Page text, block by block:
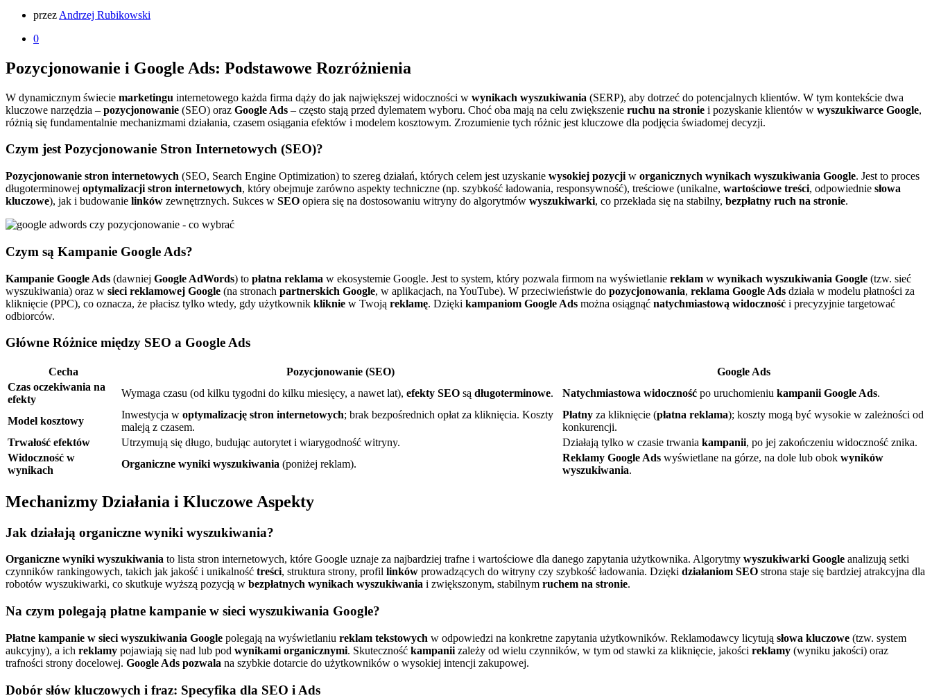
przez Andrzej Rubikowski
0
Pozycjonowanie i Google Ads: Podstawowe Rozróżnienia
W dynamicznym świecie marketingu internetowego każda firma dąży do jak największej widoczności w wynikach wyszukiwania (SERP), aby dotrzeć do potencjalnych klientów. W tym kontekście dwa
kluczowe narzędzia – pozycjonowanie (SEO) oraz Google Ads – często stają przed dylematem wyboru. Choć oba mają na celu zwiększenie ruchu na stronie i pozyskanie klientów w wyszukiwarce Google,
różnią się fundamentalnie mechanizmami działania, czasem osiągania efektów i modelem kosztowym. Zrozumienie tych różnic jest kluczowe dla podjęcia świadomej decyzji.
Czym jest Pozycjonowanie Stron Internetowych (SEO)?
Pozycjonowanie stron internetowych (SEO, Search Engine Optimization) to szereg działań, których celem jest uzyskanie wysokiej pozycji w organicznych wynikach wyszukiwania Google. Jest to proces
długoterminowej optymalizacji stron internetowych, który obejmuje zarówno aspekty techniczne (np. szybkość ładowania, responsywność), treściowe (unikalne, wartościowe treści, odpowiednie słowa
kluczowe), jak i budowanie linków zewnętrznych. Sukces w SEO opiera się na dostosowaniu witryny do algorytmów wyszukiwarki, co przekłada się na stabilny, bezpłatny ruch na stronie.
Czym są Kampanie Google Ads?
Kampanie Google Ads (dawniej Google AdWords) to płatna reklama w ekosystemie Google. Jest to system, który pozwala firmom na wyświetlanie reklam w wynikach wyszukiwania Google (tzw. sieć
wyszukiwania) oraz w sieci reklamowej Google (na stronach partnerskich Google, w aplikacjach, na YouTube). W przeciwieństwie do pozycjonowania, reklama Google Ads działa w modelu płatności za
kliknięcie (PPC), co oznacza, że płacisz tylko wtedy, gdy użytkownik kliknie w Twoją reklamę. Dzięki kampaniom Google Ads można osiągnąć natychmiastową widoczność i precyzyjnie targetować
odbiorców.
Główne Różnice między SEO a Google Ads
Cecha Pozycjonowanie (SEO)
Google Ads
Czas oczekiwania na
efekty
Wymaga czasu (od kilku tygodni do kilku miesięcy, a nawet lat), efekty SEO są długoterminowe. Natychmiastowa widoczność po uruchomieniu kampanii Google Ads.
Model kosztowy
Inwestycja w optymalizację stron internetowych; brak bezpośrednich opłat za kliknięcia. Koszty
maleją z czasem.
Płatny za kliknięcie (płatna reklama); koszty mogą być wysokie w zależności od
konkurencji.
Trwałość efektów
Utrzymują się długo, budując autorytet i wiarygodność witryny. Działają tylko w czasie trwania kampanii, po jej zakończeniu widoczność znika.
Widoczność w
wynikach
Organiczne wyniki wyszukiwania (poniżej reklam).
Reklamy Google Ads wyświetlane na górze, na dole lub obok wyników
wyszukiwania.
Mechanizmy Działania i Kluczowe Aspekty
Jak działają organiczne wyniki wyszukiwania?
Organiczne wyniki wyszukiwania to lista stron internetowych, które Google uznaje za najbardziej trafne i wartościowe dla danego zapytania użytkownika. Algorytmy wyszukiwarki Google analizują setki
czynników rankingowych, takich jak jakość i unikalność treści, struktura strony, profil linków prowadzących do witryny czy szybkość ładowania. Dzięki działaniom SEO strona staje się bardziej atrakcyjna dla
robotów wyszukiwarki, co skutkuje wyższą pozycją w bezpłatnych wynikach wyszukiwania i zwiększonym, stabilnym ruchem na stronie.
Na czym polegają płatne kampanie w sieci wyszukiwania Google?
Płatne kampanie w sieci wyszukiwania Google polegają na wyświetlaniu reklam tekstowych w odpowiedzi na konkretne zapytania użytkowników. Reklamodawcy licytują słowa kluczowe (tzw. system
aukcyjny), a ich reklamy pojawiają się nad lub pod wynikami organicznymi. Skuteczność kampanii zależy od wielu czynników, w tym od stawki za kliknięcie, jakości reklamy (wyniku jakości) oraz
trafności strony docelowej. Google Ads pozwala na szybkie dotarcie do użytkowników o wysokiej intencji zakupowej.
Dobór słów kluczowych i fraz: Specyfika dla SEO i Ads